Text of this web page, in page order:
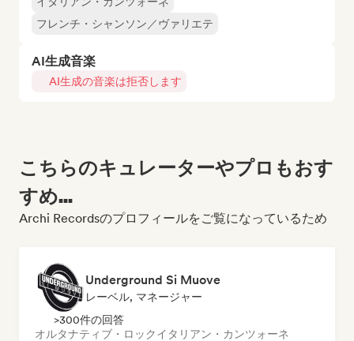
フレンチ・シャンソン／ヴァリエテ
AI生成音楽
AI生成の音楽は拒否します
こちらのキュレーターやプロもおす
すめ...
Archi Recordsのプロフィールをご覧になっているため
Underground Si Muove
レーベル, マネージャー
>300件の回答
オルタナティブ・ロックイタリアン・カンツォーネ